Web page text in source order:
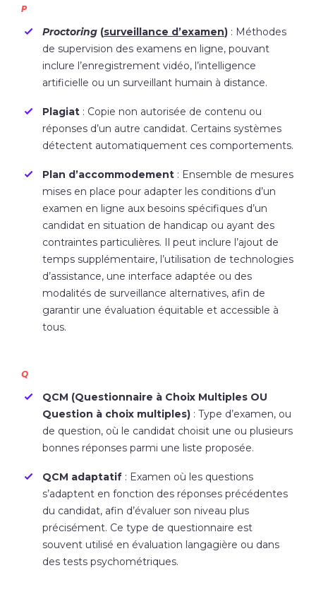
P
Proctoring(surveillance d’examen): Méthodes
de supervision des examens en ligne, pouvant
inclure l’enregistrement vidéo, l’intelligence
artificielle ou un surveillant humain à distance.
Plagiat: Copie non autorisée de contenu ou
réponses d’un autre candidat. Certains systèmes
détectent automatiquement ces comportements.
Plan d’accommodement: Ensemble de mesures
mises en place pour adapter les conditions d’un
examen en ligne aux besoins spécifiques d’un
candidat en situation de handicap ou ayant des
contraintes particulières. Il peut inclure l’ajout de
temps supplémentaire, l’utilisation de technologies
d’assistance, une interface adaptée ou des
modalités de surveillance alternatives, afin de
garantir une évaluation équitable et accessible à
tous.
Q
QCM (Questionnaire à Choix Multiples OU
Question à choix multiples): Type d’examen, ou
de question, où le candidat choisit une ou plusieurs
bonnes réponses parmi une liste proposée.
QCM adaptatif: Examen où les questions
s’adaptent en fonction des réponses précédentes
du candidat, afin d’évaluer son niveau plus
précisément. Ce type de questionnaire est
souvent utilisé en évaluation langagière ou dans
des tests psychométriques.